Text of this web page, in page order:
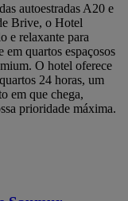
autoestradas A20 e
Brive, o Hotel
e relaxante para
em quartos espaçosos
O hotel oferece
24 horas, um
em que chega,
prioridade máxima.